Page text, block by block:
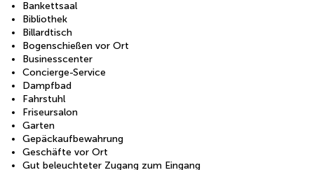
Bankettsaal
Bibliothek
Billardtisch
Bogenschießen vor Ort
Businesscenter
Concierge-Service
Dampfbad
Fahrstuhl
Friseursalon
Garten
Gepäckaufbewahrung
Geschäfte vor Ort
Gut beleuchteter Zugang zum Eingang